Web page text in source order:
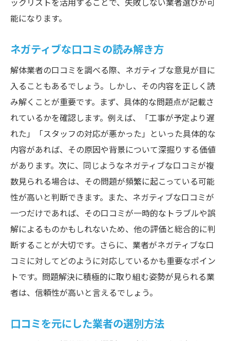
ックリストを活用することで、失敗しない業者選びが可
能になります。
ネガティブな口コミの読み解き方
解体業者の口コミを調べる際、ネガティブな意見が目に
入ることもあるでしょう。しかし、その内容を正しく読
み解くことが重要です。まず、具体的な問題点が記載さ
れているかを確認します。例えば、「工事が予定より遅
れた」「スタッフの対応が悪かった」といった具体的な
内容があれば、その原因や背景について深掘りする価値
があります。次に、同じようなネガティブな口コミが複
数見られる場合は、その問題が頻繁に起こっている可能
性が高いと判断できます。また、ネガティブな口コミが
一つだけであれば、その口コミが一時的なトラブルや誤
解によるものかもしれないため、他の評価と総合的に判
断することが大切です。さらに、業者がネガティブな口
コミに対してどのように対応しているかも重要なポイン
トです。問題解決に積極的に取り組む姿勢が見られる業
者は、信頼性が高いと言えるでしょう。
口コミを元にした業者の選別方法